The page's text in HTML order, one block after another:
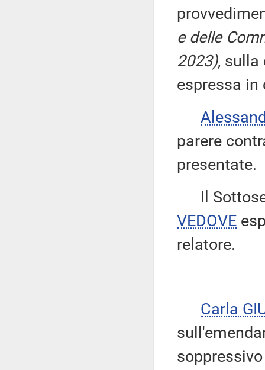
e delle
2023), sulla
espressa in
parere
presentate.
Il
VEDOVE
relatore.
Carla